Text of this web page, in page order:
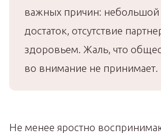
важных причин: небольшой
достаток, отсутствие
здоровьем. Жаль, что
во внимание не принимает.
Не менее яростно